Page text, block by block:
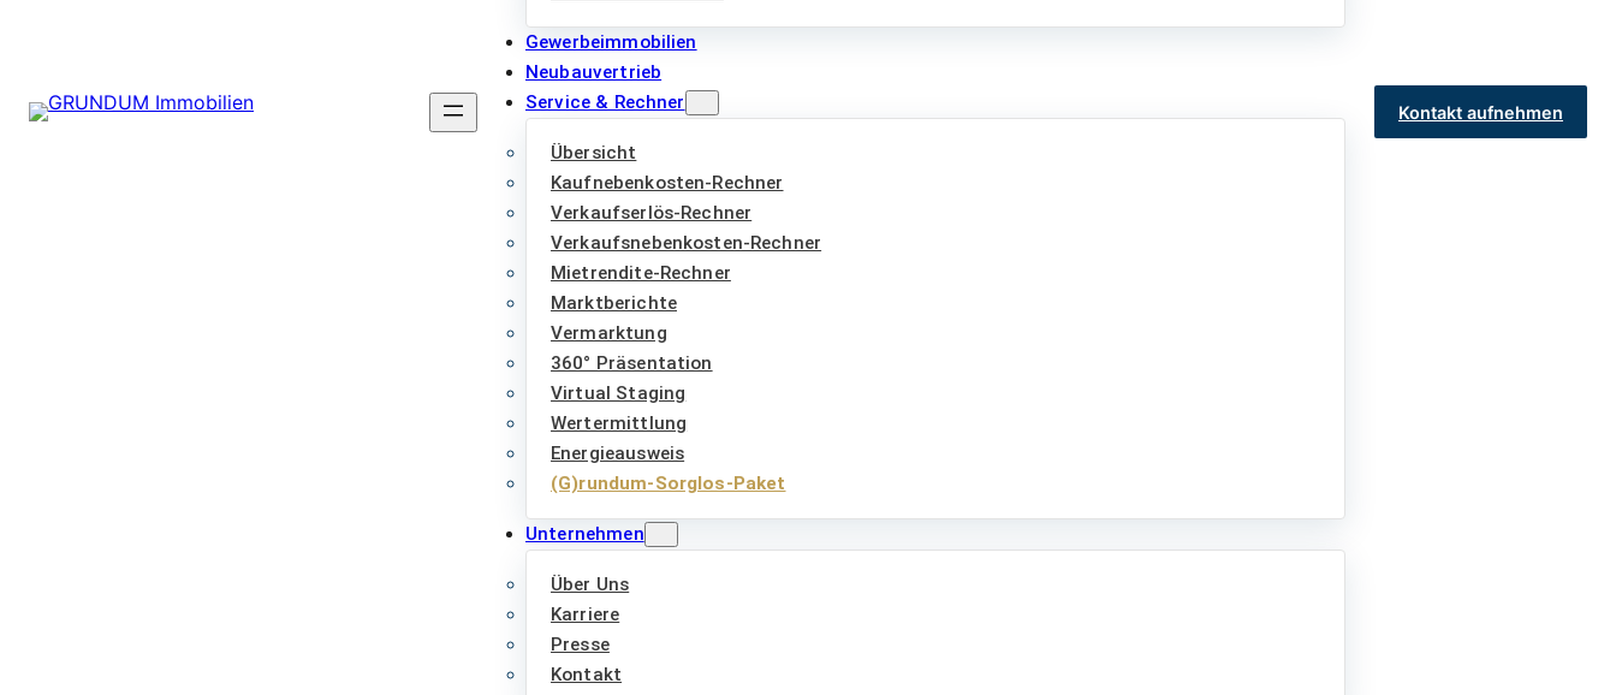
Gewerbeimmobilien
Neubauvertrieb
Service & Rechner
Übersicht
Kaufnebenkosten-Rechner
Verkaufserlös-Rechner
Verkaufsnebenkosten-Rechner
Mietrendite-Rechner
Marktberichte
Vermarktung
360° Präsentation
Virtual Staging
Wertermittlung
Energieausweis
(G)rundum-Sorglos-Paket
Unternehmen
Über Uns
Karriere
Presse
Kontakt
Kontakt aufnehmen